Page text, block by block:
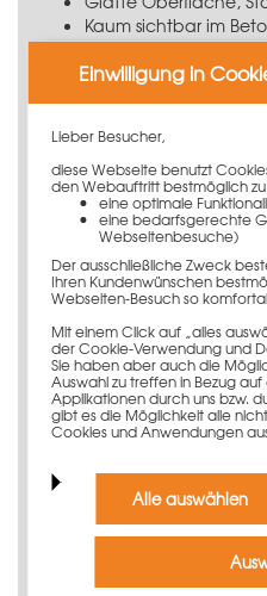
Kaum sichtbar im
schalhautähnlichen
In allen Schalhöhen
Das PASCHAL TTR-
das cm-genaue Schalen
unterschiedlichen
ausgeglichen werden
können Sie Ihre Schalung
einstellen – dies spart
Zeit, denn damit sind sehr
Das TTR-Ausgleichsteil ist
verfügbar.
Langlebige und
Nutzung
Das Ausgleichsteil ist sehr
sodass sehr hohe
der glatten Oberfläche
reinigen.
Einwilligung in
Lieber Besucher,
diese Webseite benutzt
den Webauftritt bestmöglich
eine optimale
eine bedarfsgerechte
Webseitenbesuche)
Der ausschließliche Zweck
Ihren Kundenwünschen
Webseiten-Besuch so
Mit einem Click auf „alles
der Cookie-Verwendung und
Sie haben aber auch die
Auswahl zu treffen in Bezug
Applikationen durch uns bzw.
gibt es die Möglichkeit alle
Cookies und Anwendungen
Alle auswählen